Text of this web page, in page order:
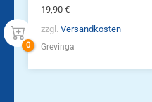
19,90 €
zzgl. Versandkosten
Grevinga